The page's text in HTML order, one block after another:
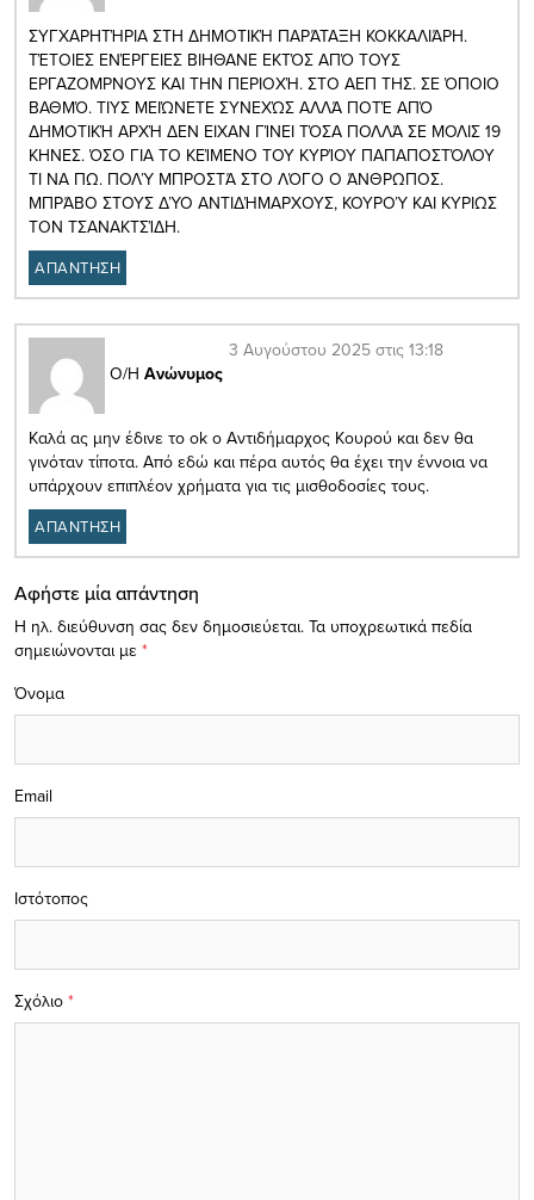
ΣΥΓΧΑΡΗΤΉΡΙΑ ΣΤΗ ΔΗΜΟΤΙΚΉ ΠΑΡΆΤΑΞΗ ΚΟΚΚΑΛΙΆΡΗ.
ΤΈΤΟΙΕΣ ΕΝΈΡΓΕΙΕΣ ΒΙΗΘΑΝΕ ΕΚΤΌΣ ΑΠΌ ΤΟΥΣ
ΕΡΓΑΖΟΜΡΝΟΥΣ ΚΑΙ ΤΗΝ ΠΕΡΙΟΧΉ. ΣΤΟ ΑΕΠ ΤΗΣ. ΣΕ ΌΠΟΙΟ
ΒΑΘΜΌ. ΤΙΥΣ ΜΕΙΏΝΕΤΕ ΣΥΝΕΧΏΣ ΑΛΛΆ ΠΟΤΈ ΑΠΌ
ΔΗΜΟΤΙΚΉ ΑΡΧΉ ΔΕΝ ΕΙΧΑΝ ΓΊΝΕΙ ΤΌΣΑ ΠΟΛΛΆ ΣΕ ΜΟΛΙΣ 19
ΚΗΝΕΣ. ΌΣΟ ΓΙΑ ΤΟ ΚΕΊΜΕΝΟ ΤΟΥ ΚΥΡΊΟΥ ΠΑΠΑΠΟΣΤΌΛΟΥ
ΤΙ ΝΑ ΠΩ. ΠΟΛΎ ΜΠΡΟΣΤΆ ΣΤΟ ΛΌΓΟ Ο ΆΝΘΡΩΠΟΣ.
ΜΠΡΆΒΟ ΣΤΟΥΣ ΔΎΟ ΑΝΤΙΔΉΜΑΡΧΟΥΣ, ΚΟΥΡΟΎ ΚΑΙ ΚΥΡΙΩΣ
ΤΟΝ ΤΣΑΝΑΚΤΣΊΔΗ.
ΑΠΑΝΤΗΣΗ
Ο/Η Ανώνυμος
3 Αυγούστου 2025 στις 13:18
Καλά ας μην έδινε το ok ο Αντιδήμαρχος Κουρού και δεν θα
γινόταν τίποτα. Από εδώ και πέρα αυτός θα έχει την έννοια να
υπάρχουν επιπλέον χρήματα για τις μισθοδοσίες τους.
ΑΠΑΝΤΗΣΗ
Αφήστε μία απάντηση
Η ηλ. διεύθυνση σας δεν δημοσιεύεται. Τα υποχρεωτικά πεδία
σημειώνονται με *
Σχόλιο *
Όνομα
Email
Ιστότοπος